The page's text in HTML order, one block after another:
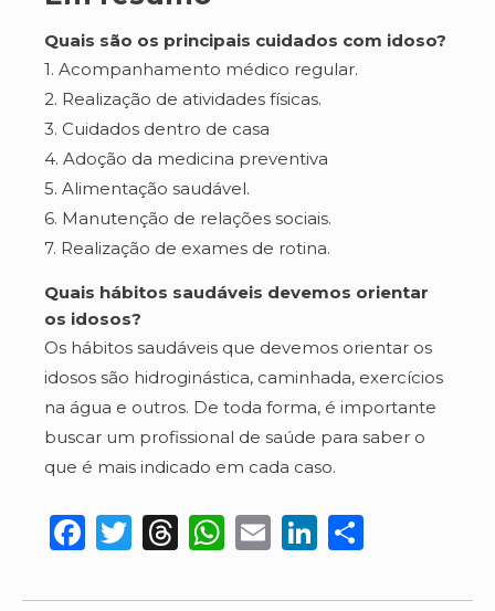
Quais são os principais cuidados com idoso?
1. Acompanhamento médico regular.
2. Realização de atividades físicas.
3. Cuidados dentro de casa
4. Adoção da medicina preventiva
5. Alimentação saudável.
6. Manutenção de relações sociais.
7. Realização de exames de rotina.
Quais hábitos saudáveis devemos orientar
os idosos?
Os hábitos saudáveis que devemos orientar os
idosos são hidroginástica, caminhada, exercícios
na água e outros. De toda forma, é importante
buscar um profissional de saúde para saber o
que é mais indicado em cada caso.
Facebook
Twitter
Threads
WhatsApp
EmailLinkedIn